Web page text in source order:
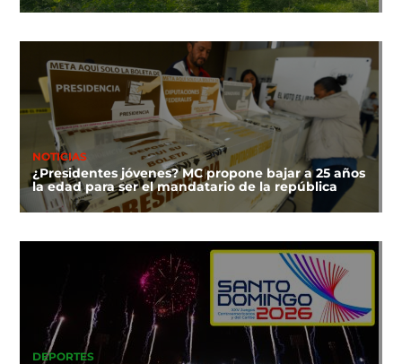
NOTICIAS
¿Presidentes jóvenes? MC propone bajar a 25 años
la edad para ser el mandatario de la república
DEPORTES